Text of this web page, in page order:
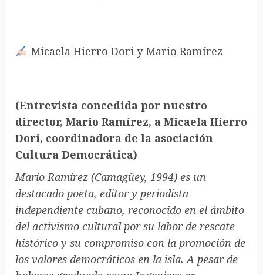
Micaela Hierro Dori y Mario Ramírez
(Entrevista concedida por nuestro
director, Mario Ramírez, a Micaela Hierro
Dori, coordinadora de la asociación
Cultura Democrática)
Mario Ramírez (Camagüey, 1994) es un
destacado poeta, editor y periodista
independiente cubano, reconocido en el ámbito
del activismo cultural por su labor de rescate
histórico y su compromiso con la promoción de
los valores democráticos en la isla. A pesar de